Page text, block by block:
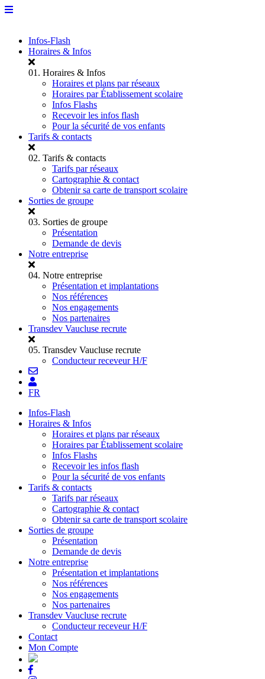
Infos-Flash
Horaires & Infos
01. Horaires & Infos
Horaires et plans par réseaux
Horaires par Établissement scolaire
Infos Flashs
Recevoir les infos flash
Pour la sécurité de vos enfants
Tarifs & contacts
02. Tarifs & contacts
Tarifs par réseaux
Cartographie & contact
Obtenir sa carte de transport scolaire
Sorties de groupe
03. Sorties de groupe
Présentation
Demande de devis
Notre entreprise
04. Notre entreprise
Présentation et implantations
Nos références
Nos engagements
Nos partenaires
Transdev Vaucluse recrute
05. Transdev Vaucluse recrute
Conducteur receveur H/F
FR
Infos-Flash
Horaires & Infos
Horaires et plans par réseaux
Horaires par Établissement scolaire
Infos Flashs
Recevoir les infos flash
Pour la sécurité de vos enfants
Tarifs & contacts
Tarifs par réseaux
Cartographie & contact
Obtenir sa carte de transport scolaire
Sorties de groupe
Présentation
Demande de devis
Notre entreprise
Présentation et implantations
Nos références
Nos engagements
Nos partenaires
Transdev Vaucluse recrute
Conducteur receveur H/F
Contact
Mon Compte